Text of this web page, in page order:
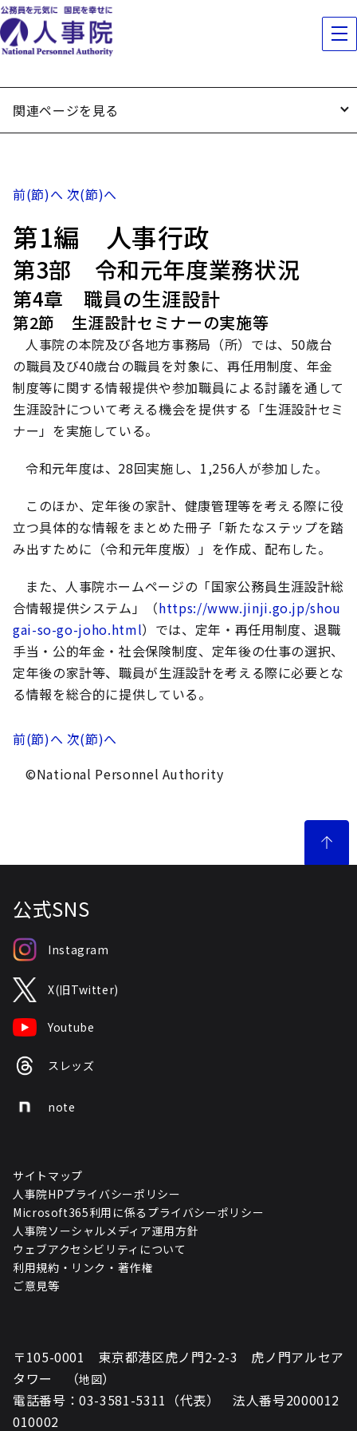
関連ページを見る
前(節)へ 次(節)へ
第1編 人事行政
第3部 令和元年度業務状況
第4章 職員の生涯設計
第2節 生涯設計セミナーの実施等
人事院の本院及び各地方事務局（所）では、50歳台
の職員及び40歳台の職員を対象に、再任用制度、年金
制度等に関する情報提供や参加職員による討議を通して
生涯設計について考える機会を提供する「生涯設計セミ
ナー」を実施している。
令和元年度は、28回実施し、1,256人が参加した。
このほか、定年後の家計、健康管理等を考える際に役
立つ具体的な情報をまとめた冊子「新たなステップを踏
み出すために（令和元年度版）」を作成、配布した。
また、人事院ホームページの「国家公務員生涯設計総
合情報提供システム」（https://www.jinji.go.jp/shou
gai-so-go-joho.html）では、定年・再任用制度、退職
手当・公的年金・社会保険制度、定年後の仕事の選択、
定年後の家計等、職員が生涯設計を考える際に必要とな
る情報を総合的に提供している。
前(節)へ 次(節)へ
©National Personnel Authority
公式SNS
Instagram
X(旧Twitter)
Youtube
スレッズ
note
サイトマップ
人事院HPプライバシーポリシー
Microsoft365利用に係るプライバシーポリシー
人事院ソーシャルメディア運用方針
ウェブアクセシビリティについて
利用規約・リンク・著作権
ご意見等
〒105-0001 東京都港区虎ノ門2-2-3 虎ノ門アルセア
タワー （地図）
電話番号：03-3581-5311（代表） 法人番号2000012
010002